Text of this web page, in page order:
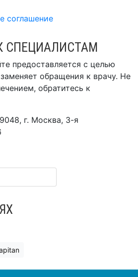
соглашение
СПЕЦИАЛИСТАМ
предоставляется с целью
обращения к врачу. Не
обратитесь к
г. Москва, 3-я